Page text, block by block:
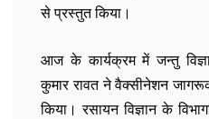
से प्रस्तुत किया।
आज के कार्यक्रम में जन्तु
कुमार रावत ने वैक्सीनेशन
किया। रसायन विज्ञान के